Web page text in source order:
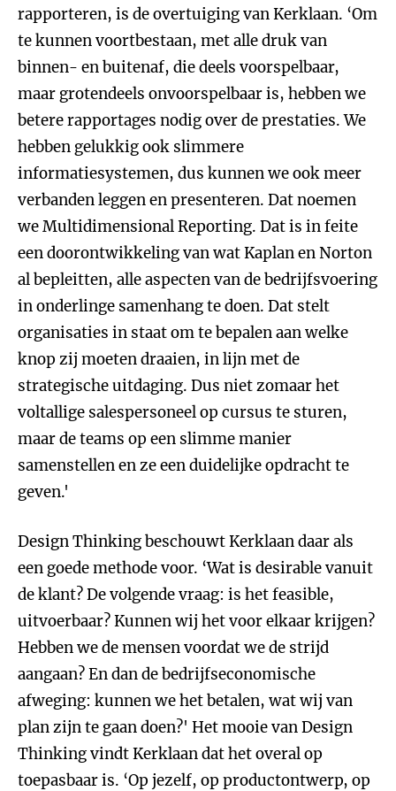
rapporteren, is de overtuiging van Kerklaan. ‘Om
te kunnen voortbestaan, met alle druk van
binnen- en buitenaf, die deels voorspelbaar,
maar grotendeels onvoorspelbaar is, hebben we
betere rapportages nodig over de prestaties. We
hebben gelukkig ook slimmere
informatiesystemen, dus kunnen we ook meer
verbanden leggen en presenteren. Dat noemen
we Multidimensional Reporting. Dat is in feite
een doorontwikkeling van wat Kaplan en Norton
al bepleitten, alle aspecten van de bedrijfsvoering
in onderlinge samenhang te doen. Dat stelt
organisaties in staat om te bepalen aan welke
knop zij moeten draaien, in lijn met de
strategische uitdaging. Dus niet zomaar het
voltallige salespersoneel op cursus te sturen,
maar de teams op een slimme manier
samenstellen en ze een duidelijke opdracht te
geven.'
Design Thinking beschouwt Kerklaan daar als
een goede methode voor. ‘Wat is desirable vanuit
de klant? De volgende vraag: is het feasible,
uitvoerbaar? Kunnen wij het voor elkaar krijgen?
Hebben we de mensen voordat we de strijd
aangaan? En dan de bedrijfseconomische
afweging: kunnen we het betalen, wat wij van
plan zijn te gaan doen?' Het mooie van Design
Thinking vindt Kerklaan dat het overal op
toepasbaar is. ‘Op jezelf, op productontwerp, op